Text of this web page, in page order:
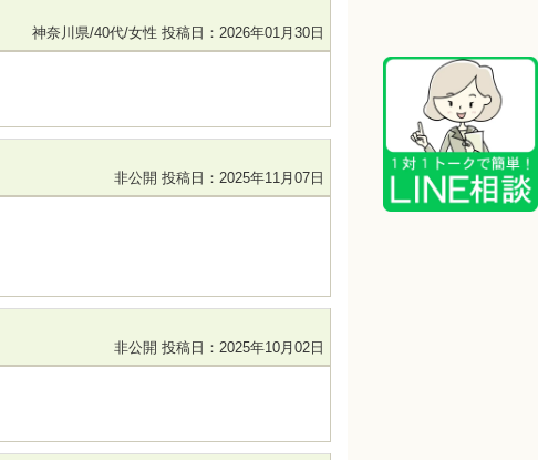
神奈川県/40代/女性 投稿日：2026年01月30日
非公開 投稿日：2025年11月07日
非公開 投稿日：2025年10月02日